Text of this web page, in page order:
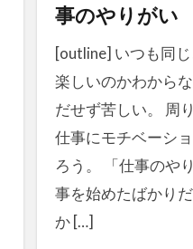
事のやりがい
[outline] いつも同
楽しいのかわから
だせず苦しい。 周
仕事にモチベーシ
ろう。 「仕事のや
事を始めたばかり
か […]